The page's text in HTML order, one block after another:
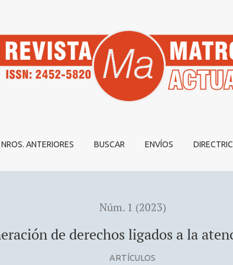
a la atención en las fases del parto
NROS. ANTERIORES BUSCAR ENVÍOS
Núm. 1 (2023)
de derechos ligados a la
ARTÍCULOS